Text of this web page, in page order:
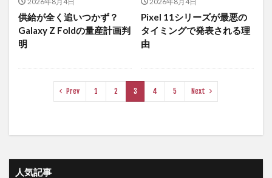
供給が全く追いつかず？
Galaxy Z Foldの量産計画判
明
Pixel 11シリーズが最悪の
タイミングで発表される理
由
Prev 1 2 3 4 5 Next
人気記事